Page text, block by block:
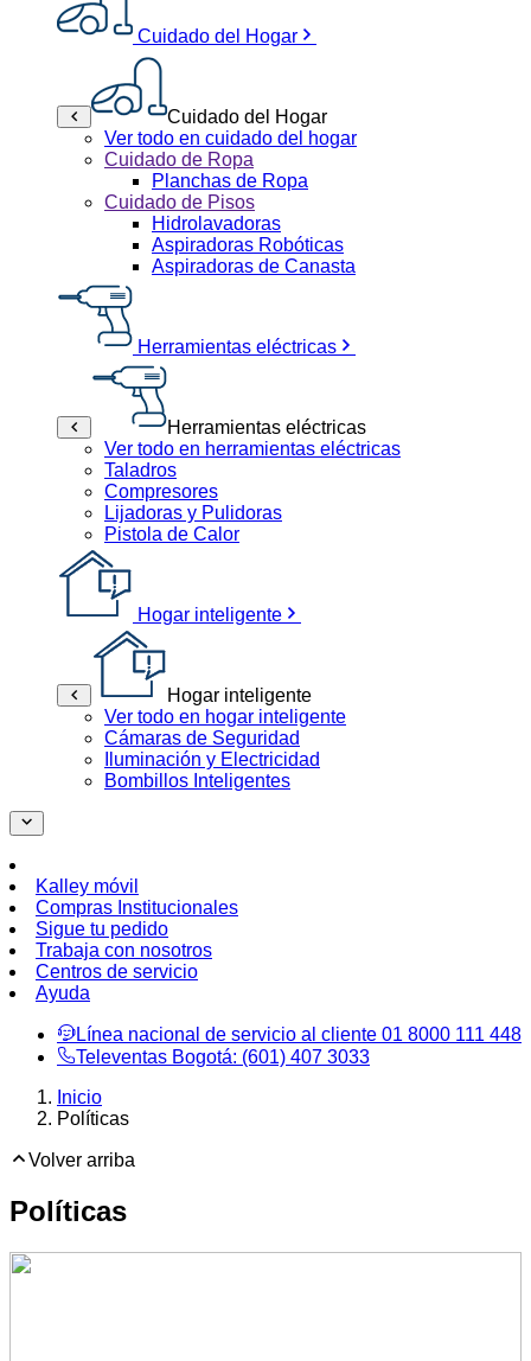
Cuidado del Hogar
Cuidado del Hogar
Ver todo en cuidado del hogar
Cuidado de Ropa
Planchas de Ropa
Cuidado de Pisos
Hidrolavadoras
Aspiradoras Robóticas
Aspiradoras de Canasta
Herramientas eléctricas
Herramientas eléctricas
Ver todo en herramientas eléctricas
Taladros
Compresores
Lijadoras y Pulidoras
Pistola de Calor
Hogar inteligente
Hogar inteligente
Ver todo en hogar inteligente
Cámaras de Seguridad
Iluminación y Electricidad
Bombillos Inteligentes
Kalley móvil
Compras Institucionales
Sigue tu pedido
Trabaja con nosotros
Centros de servicio
Ayuda
Línea nacional de servicio al cliente 01 8000 111 448
Televentas Bogotá: (601) 407 3033
Inicio
Políticas
Volver arriba
Políticas